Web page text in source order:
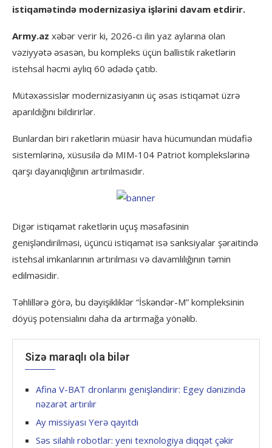
istiqamətində modernizasiya işlərini davam etdirir.
Army.az xəbər verir ki, 2026-cı ilin yaz aylarına olan
vəziyyətə əsasən, bu kompleks üçün ballistik raketlərin
istehsal həcmi aylıq 60 ədədə çatıb.
Mütəxəssislər modernizasiyanın üç əsas istiqamət üzrə
aparıldığını bildirirlər.
Bunlardan biri raketlərin müasir hava hücumundan müdafiə
sistemlərinə, xüsusilə də MIM-104 Patriot komplekslərinə
qarşı dayanıqlığının artırılmasıdır.
Digər istiqamət raketlərin uçuş məsafəsinin
genişləndirilməsi, üçüncü istiqamət isə sanksiyalar şəraitində
istehsal imkanlarının artırılması və davamlılığının təmin
edilməsidir.
Təhlillərə görə, bu dəyişikliklər “İskəndər-M” kompleksinin
döyüş potensialını daha da artırmağa yönəlib.
Sizə maraqlı ola bilər
Afina V-BAT dronlarını genişləndirir: Egey dənizində
nəzarət artırılır
Ay missiyası Yerə qayıtdı
Səs silahlı robotlar: yeni texnologiya diqqət çəkir